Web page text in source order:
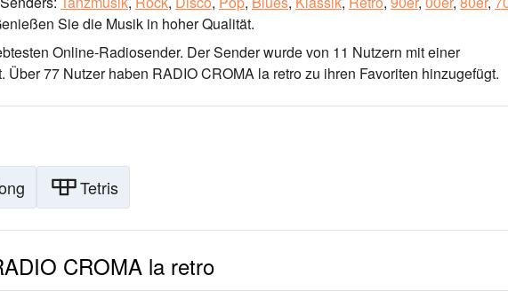
Sie die Musik in hoher Qualität.
Online-Radiosender. Der Sender wurde von 11 Nutzern mit einer
77 Nutzer haben RADIO CROMA la retro zu ihren Favoriten hinzugefügt.
Tetris
CROMA la retro